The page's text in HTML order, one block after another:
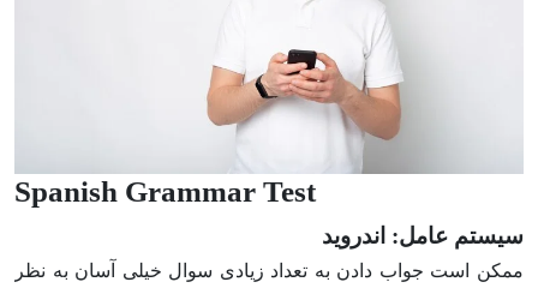
Spanish Grammar Test
سیستم عامل: اندروید
ممکن است جواب دادن به تعداد زیادی سوال خیلی آسان به نظر